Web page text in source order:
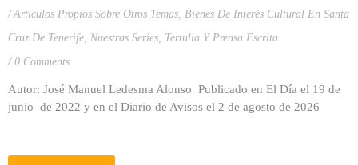
Artículos Propios Sobre Otros Temas, Bienes De Interés Cultural En Santa
Cruz De Tenerife, Nuestras Series, Tertulia Y Prensa Escrita
0 Comments
Autor: José Manuel Ledesma Alonso Publicado en El Día el 19 de
junio de 2022 y en el Diario de Avisos el 2 de agosto de 2026